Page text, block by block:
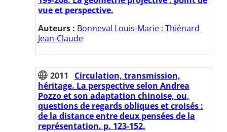
vue et perspective.
Auteurs : Bonneval Louis-Marie ; Thiénard
Jean-Claude
2011
Circulation, transmission,
héritage. La perspective selon Andrea
Pozzo et son adaptation chinoise, ou,
questions de regards obliques et croisés :
de la distance entre deux pensées de la
représentation. p. 123-152.